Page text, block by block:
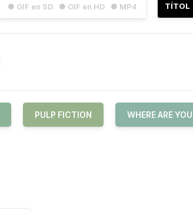
● GIF en SD ● GIF en HD ● MP4 TÍTOL
PULP FICTION WHERE ARE YOU